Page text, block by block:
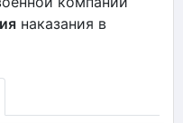
наказания в